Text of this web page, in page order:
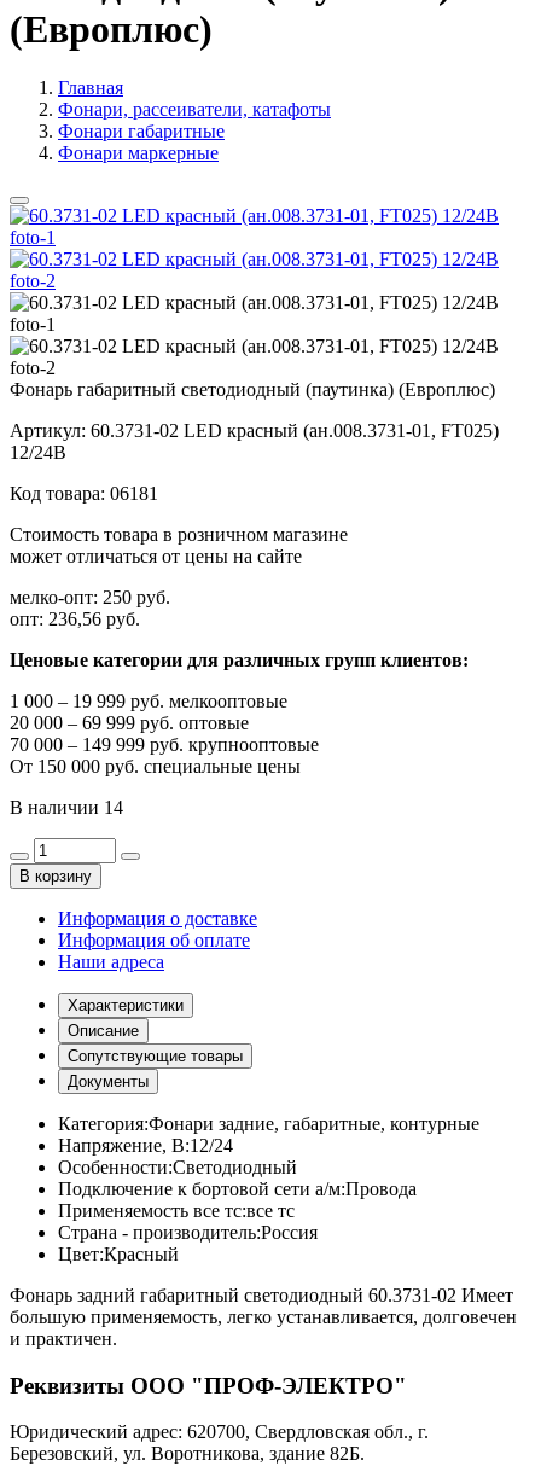
(Европлюс)
Главная
Фонари, рассеиватели, катафоты
Фонари габаритные
Фонари маркерные
Фонарь габаритный светодиодный (паутинка) (Европлюс)
Артикул: 60.3731-02 LED красный (ан.008.3731-01, FT025)
12/24В
Код товара: 06181
Стоимость товара в розничном магазине
может отличаться от цены на сайте
мелко-опт: 250 руб.
опт: 236,56 руб.
Ценовые категории для различных групп клиентов:
1 000 – 19 999 руб. мелкооптовые
20 000 – 69 999 руб. оптовые
70 000 – 149 999 руб. крупнооптовые
От 150 000 руб. специальные цены
В наличии 14
В корзину
Информация о доставке
Информация об оплате
Наши адреса
Характеристики
Описание
Сопутствующие товары
Документы
Категория:Фонари задние, габаритные, контурные
Напряжение, В:12/24
Особенности:Светодиодный
Подключение к бортовой сети а/м:Провода
Применяемость все тс:все тс
Страна - производитель:Россия
Цвет:Красный
Фонарь задний габаритный светодиодный 60.3731-02 Имеет
большую применяемость, легко устанавливается, долговечен
и практичен.
Реквизиты ООО "ПРОФ-ЭЛЕКТРО"
Юридический адрес: 620700, Свердловская обл., г.
Березовский, ул. Воротникова, здание 82Б.